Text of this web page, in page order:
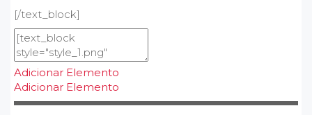
[/text_block]
Adicionar Elemento
Adicionar Elemento